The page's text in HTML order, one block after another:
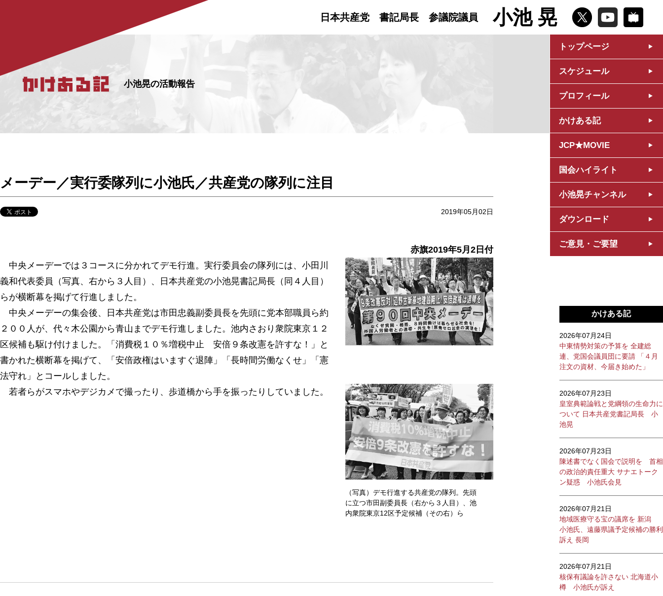
日本共産党 書記局長 参議院議員 小池 晃
トップページ
スケジュール
プロフィール
かけある記
JCP★MOVIE
国会ハイライト
小池晃チャンネル
ダウンロード
ご意見・ご要望
小池晃の活動報告
メーデー／実行委隊列に小池氏／共産党の隊列に注目
2019年05月02日
赤旗2019年5月2 日付
中央メーデーでは３コースに分かれてデモ行進。実行委員会の隊列には、小田川
義和代表委員（写真、右から３人目）、日本共産党の小池晃書記局長（同４人目）
らが横断幕を掲げて行進しました。
中央メーデーの集会後、日本共産党は市田忠義副委員長を先頭に党本部職員ら約
２００人が、代々木公園から青山までデモ行進しました。池内さおり衆院東京１２
区候補も駆け付けました。「消費税１０％増税中止 安倍９条改憲を許すな！」と
書かれた横断幕を掲げて、「安倍政権はいますぐ退陣」「長時間労働なくせ」「憲
法守れ」とコールしました。
（写真）デモ行進する共産党の隊列。先頭
に立つ市田副委員長（右から３人目）、池
内衆院東京12区予定候補（その右）ら
若者らがスマホやデジカメで撮ったり、歩道橋から手を振ったりしていました。
かけある記
2026年07月24日
中東情勢対策の予算を 全建総
連、党国会議員団に要請 「４月
注文の資材、今届き始めた」
2026年07月23日
皇室典範論戦と党綱領の生命力に
ついて 日本共産党書記局長 小
池晃
2026年07月23日
陳述書でなく国会で説明を 首相
の政治的責任重大 サナエトーク
ン疑惑 小池氏会見
2026年07月21日
地域医療守る宝の議席を 新潟
小池氏、遠藤県議予定候補の勝利
訴え 長岡
2026年07月21日
核保有議論を許さない 北海道小
樽 小池氏が訴え